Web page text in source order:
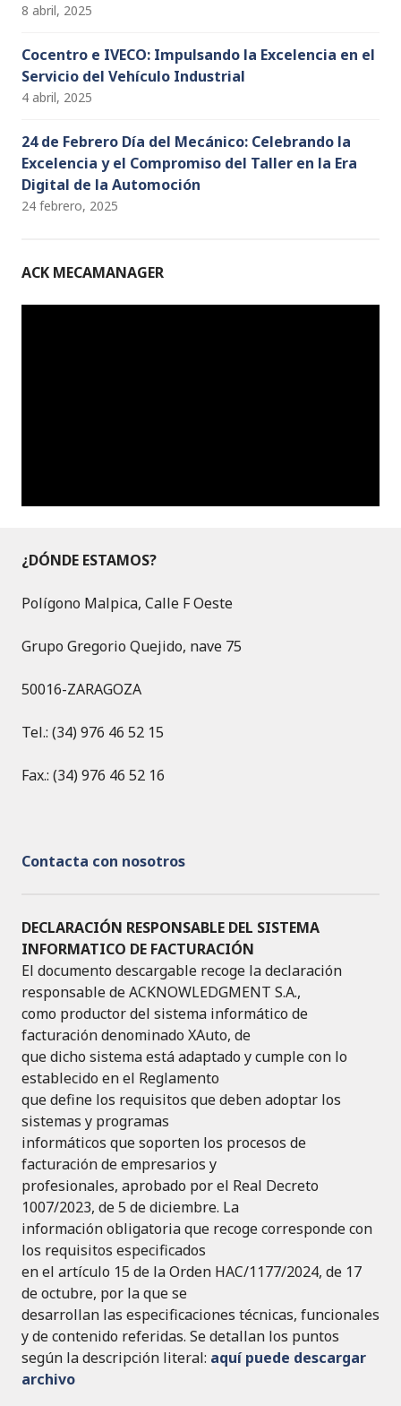
8 abril, 2025
Cocentro e IVECO: Impulsando la Excelencia en el
Servicio del Vehículo Industrial
4 abril, 2025
24 de Febrero Día del Mecánico: Celebrando la
Excelencia y el Compromiso del Taller en la Era
Digital de la Automoción
24 febrero, 2025
ACK MECAMANAGER
¿DÓNDE ESTAMOS?
Polígono Malpica, Calle F Oeste
Grupo Gregorio Quejido, nave 75
50016-ZARAGOZA
Tel.: (34) 976 46 52 15
Fax.: (34) 976 46 52 16
Contacta con nosotros
DECLARACIÓN RESPONSABLE DEL SISTEMA
INFORMATICO DE FACTURACIÓN
El documento descargable recoge la declaración
responsable de ACKNOWLEDGMENT S.A.,
como productor del sistema informático de
facturación denominado XAuto, de
que dicho sistema está adaptado y cumple con lo
establecido en el Reglamento
que define los requisitos que deben adoptar los
sistemas y programas
informáticos que soporten los procesos de
facturación de empresarios y
profesionales, aprobado por el Real Decreto
1007/2023, de 5 de diciembre. La
información obligatoria que recoge corresponde con
los requisitos especificados
en el artículo 15 de la Orden HAC/1177/2024, de 17
de octubre, por la que se
desarrollan las especificaciones técnicas, funcionales
y de contenido referidas. Se detallan los puntos
según la descripción literal: aquí puede descargar
archivo